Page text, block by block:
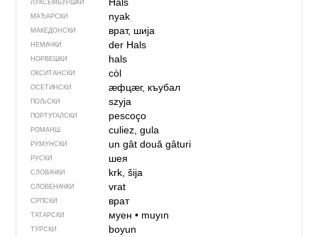
ЛУКСЕМБУРШКИ
МАЂАРСКИ nyak
МАКЕДОНСКИ врат, шија
НЕМАЧКИ der Hals
НОРВЕШКИ hals
ОКСИТАНСКИ còl
ОСЕТИНСКИ ӕфцӕг, къубал
ПОЉСКИ szyja
ПОРТУГАЛСКИ pescoço
РОМАНШ culiez, gula
РУМУНСКИ un gâtdouă gâturi
РУСКИ шея
СЛОВАЧКИ krk, šija
СЛОВЕНАЧКИ vrat
СРПСКИ врат
ТАТАРСКИ муен• muyın
ТУРСКИ boyun